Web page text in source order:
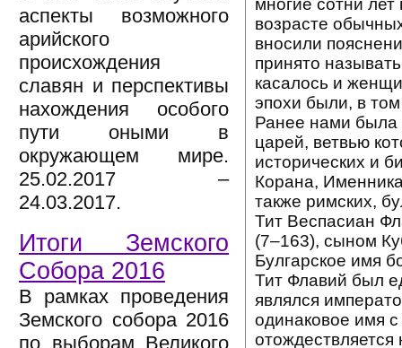
аспекты возможного
арийского
происхождения
славян и перспективы
нахождения особого
пути оными в
окружающем мире.
25.02.2017 –
24.03.2017.
Итоги Земского
Собора 2016
В рамках проведения
Земского собора 2016
по выборам Великого
многие сотни лет
возрасте
вносили
принято
касалось и
эпохи были, в
Ранее нами была
царей, ветвью
исторических и
Корана,
также римских,
Тит Веспасиан
(7–163), сыном
Булгарское имя
Тит Флавий был
являлся
одинаковое имя